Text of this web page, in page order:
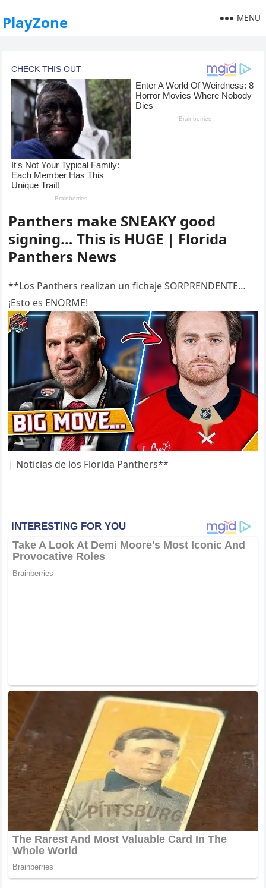
PlayZone MENU
Panthers make SNEAKY good
signing… This is HUGE | Florida
Panthers News
**Los Panthers realizan un fichaje SORPRENDENTE…
¡Esto es ENORME!
| Noticias de los Florida Panthers**